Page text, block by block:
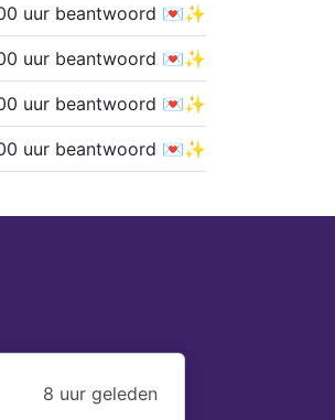
uur beantwoord 💌✨
uur beantwoord 💌✨
uur beantwoord 💌✨
uur beantwoord 💌✨
8 uur geleden